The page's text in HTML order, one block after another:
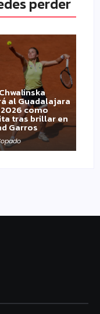
al Guadalajara
como
tras brillar en
Garros